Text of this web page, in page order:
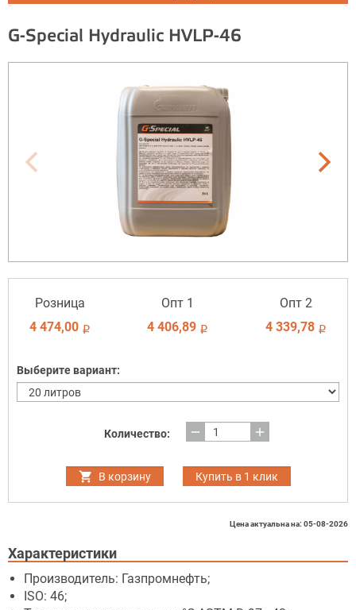
navigation
G-Special Hydraulic HVLP-46
Розница
4 474,00 i
Опт 1
4 406,89 i
Опт 2
4 339,78 i
Выберите вариант:
Количество: remove add
В корзину Купить в 1 клик
Цена актуальна на: 05-08-2026
Характеристики
Производитель: Газпромнефть;
ISO: 46;